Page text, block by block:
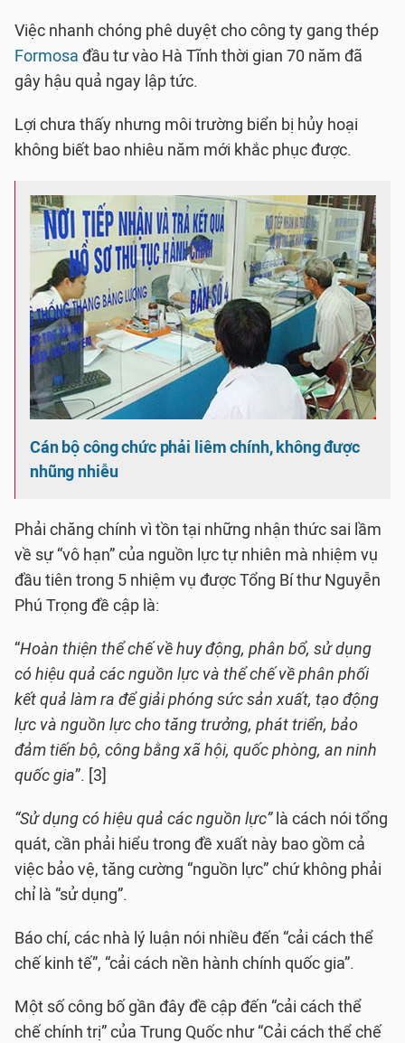
Việc nhanh chóng phê duyệt cho công ty gang thép
Formosa đầu tư vào Hà Tĩnh thời gian 70 năm đã
gây hậu quả ngay lập tức.
Lợi chưa thấy nhưng môi trường biển bị hủy hoại
không biết bao nhiêu năm mới khắc phục được.
Cán bộ công chức phải liêm chính, không được
nhũng nhiễu
Phải chăng chính vì tồn tại những nhận thức sai lầm
về sự “vô hạn” của nguồn lực tự nhiên mà nhiệm vụ
đầu tiên trong 5 nhiệm vụ được Tổng Bí thư Nguyễn
Phú Trọng đề cập là:
“Hoàn thiện thể chế về huy động, phân bổ, sử dụng
có hiệu quả các nguồn lực và thể chế về phân phối
kết quả làm ra để giải phóng sức sản xuất, tạo động
lực và nguồn lực cho tăng trưởng, phát triển, bảo
đảm tiến bộ, công bằng xã hội, quốc phòng, an ninh
quốc gia”. [3]
“Sử dụng có hiệu quả các nguồn lực”là cách nói tổng
quát, cần phải hiểu trong đề xuất này bao gồm cả
việc bảo vệ, tăng cường “nguồn lực” chứ không phải
chỉ là “sử dụng”.
Báo chí, các nhà lý luận nói nhiều đến “cải cách thể
chế kinh tế”, “cải cách nền hành chính quốc gia”.
Một số công bố gần đây đề cập đến “cải cách thể
chế chính trị” của Trung Quốc như “Cải cách thể chế